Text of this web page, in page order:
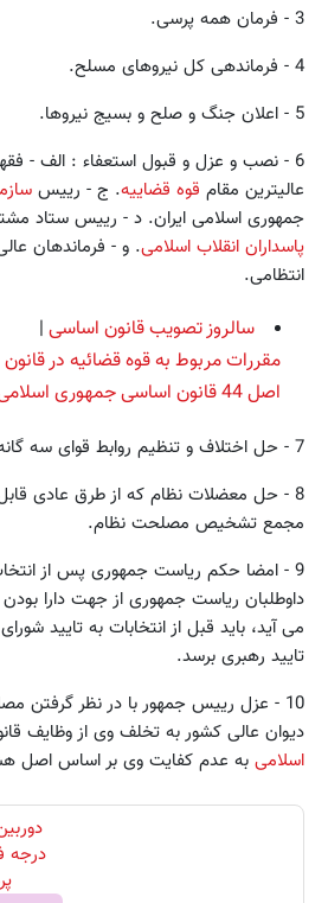
3 - فرمان‏ همه‏ پرسی‏.
4 - فرماندهی‏ کل‏ نیروهای‏ مسلح‏.
5 - اعلان جنگ‏ و صلح‏ و بسیج‏ نیروها‏.
6 - نصب‏ و عزل‏ و قبول‏ استعفاء‏ : الف‏ - فقهای‏
عالیترین‏ مقام‏ قوه‏ قضاییه‏. ج‏ - رییس‏
جمهوری‏ اسلامی‏ ایران‏. د - رییس‏ ستاد
پاسداران‏ انقلاب‏ اسلامی‏. و - فرماندهان‏
انتظامی‏.
سالروز تصویب قانون اساسی |
مقررات مربوط به قوه ‏قضائیه در
اصل 44 قانون اساسی جمهوری اسلامی ایران
7 - حل‏ اختلاف‏ و تنظیم‏ روابط قوای‏ سه‏ گانه‏.
8 - حل‏ معضلات‏ نظام‏ که‏ از طرق‏ عادی‏
مجمع تشخیص‏ مصلحت‏ نظام‏.
9 - امضا حکم‏ ریاست‏ جمهوری‏ پس‏ از
داوطلبان‏ ریاست‏ جمهوری‏ از جهت‏ دارا
می‏ آید، باید قبل‏ از انتخابات‏ به‏ تایید
تایید رهبری‏ برسد.
10 - عزل‏ رییس‏ جمهور با در نظر گرفتن‏
دیوان‏ عالی‏ کشور به‏ تخلف‏ وی‏ از وظایف‏
اسلامی‏ به‏ عدم‏ کفایت‏ وی‏ بر اساس‏ اصل‏
درجه